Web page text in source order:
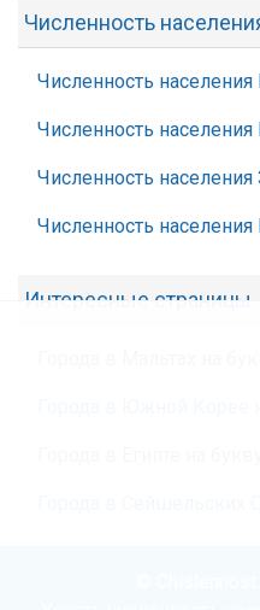
Численность
Численность
Численность населения
Численность населения
Численность
Интересные страницы